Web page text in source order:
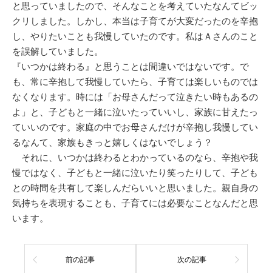
と思っていましたので、そんなことを考えていたなんてビッ
クリしました。しかし、本当は子育てが大変だったのを辛抱
し、やりたいことも我慢していたのです。私はＡさんのこと
を誤解していました。
『いつかは終わる』と思うことは間違いではないです。で
も、常に辛抱して我慢していたら、子育ては楽しいものでは
なくなります。時には「お母さんだって泣きたい時もあるの
よ」と、子どもと一緒に泣いたっていいし、家族に甘えたっ
ていいのです。家庭の中でお母さんだけが辛抱し我慢してい
るなんて、家族もきっと嬉しくはないでしょう？
それに、いつかは終わるとわかっているのなら、辛抱や我
慢ではなく、子どもと一緒に泣いたり笑ったりして、子ども
との時間を共有して楽しんだらいいと思いました。親自身の
気持ちを表現することも、子育てには必要なことなんだと思
います。
前の記事 次の記事